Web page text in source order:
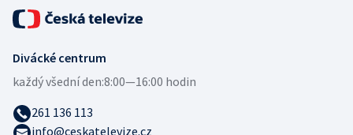
Divácké centrum
každý všední den:8:00—16:00 hodin
261 136 113
info@ceskatelevize.cz